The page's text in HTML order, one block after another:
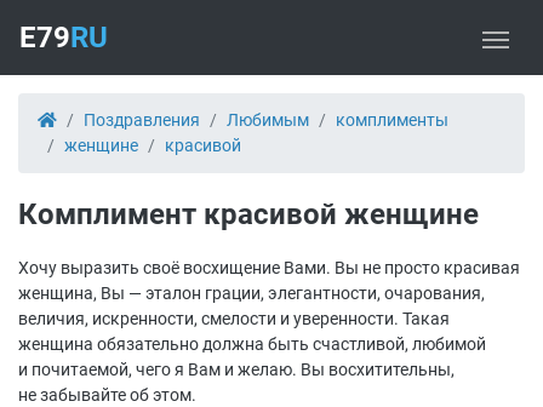
E79RU
Поздравления Любимым
комплименты
женщине
красивой
Комплимент красивой женщине
Хочу выразить своё восхищение Вами. Вы не просто красивая
женщина, Вы — эталон грации, элегантности, очарования,
величия, искренности, смелости и уверенности. Такая
женщина обязательно должна быть счастливой, любимой
и почитаемой, чего я Вам и желаю. Вы восхитительны,
не забывайте об этом.